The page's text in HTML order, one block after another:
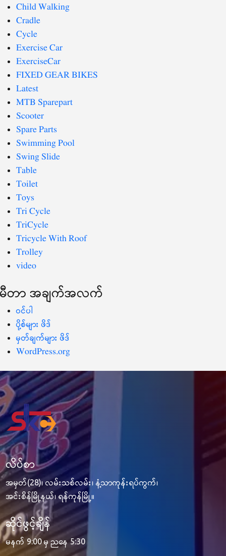
Child Walking
Cradle
Cycle
Exercise Car
ExerciseCar
FIXED GEAR BIKES
Latest
MTB Sparepart
Scooter
Spare Parts
Swimming Pool
Swing Slide
Table
Toilet
Toys
Tri Cycle
TriCycle
Tricycle With Roof
Trolley
video
မီတာ အချက်အလက်
ဝင်ပါ
ပို့စ်များ ဖိဒ်
မှတ်ချက်များ ဖိဒ်
WordPress.org
လိပ်စာ
အမှတ်(28)၊ လမ်းသစ်လမ်း၊ နံ့သာကုန်းရပ်ကွက်၊
အင်းစိန်မြို့နယ်၊ ရန်ကုန်မြို့။
ဆိုင်ဖွင့်ချိန်
မနက် 9:00 မှ ညနေ 5:30